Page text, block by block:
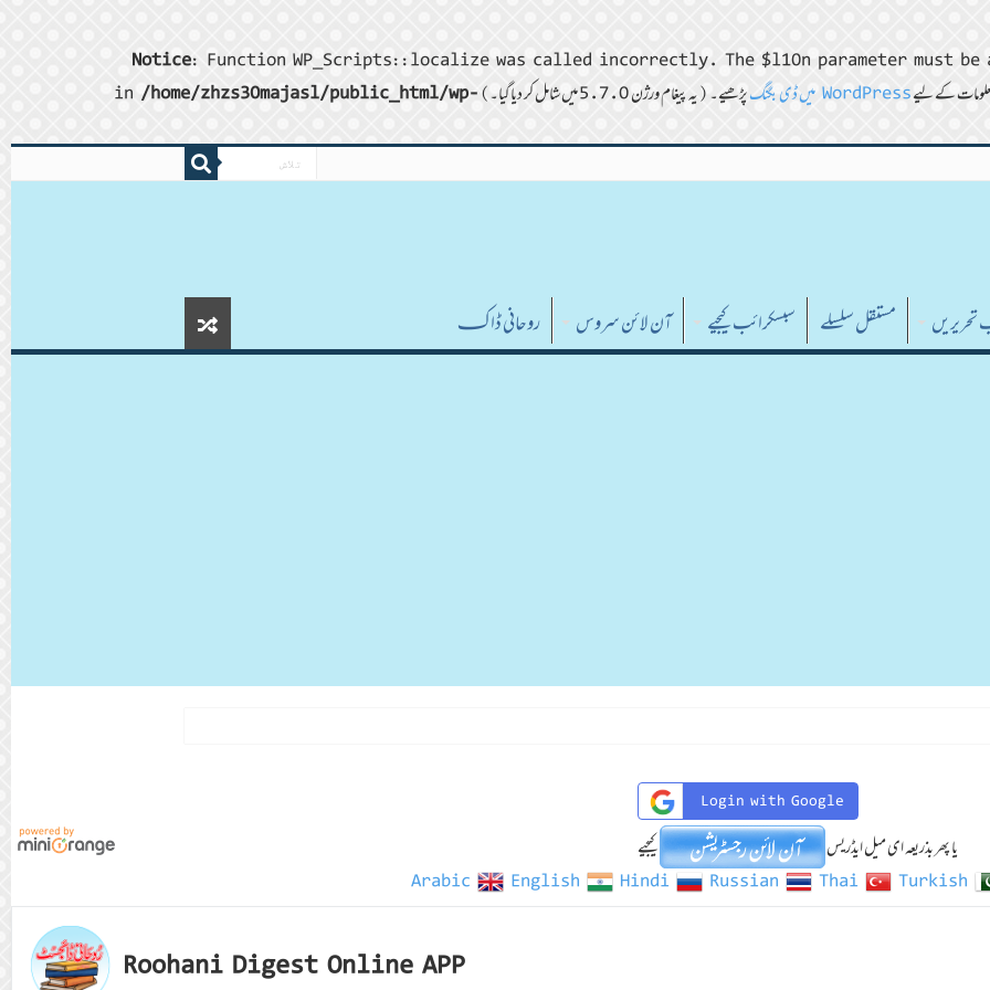
Notice: Function WP_Scripts::localize was called incorrectly. The $l10n parameter must
WordPress میں ڈی بگنگ پڑھیے۔ (یہ پیغام ورژن 5.7.0 میں شامل کر دیا گیا۔) in
/home/zhzs30majasl/public_html/wp-
تحریریں مستقل سلسلے سبسکرائب کیجیے آن لائن سروس روحانی ڈاکـ
Login with Google
یا پھر بذریعہ ای میل ایڈریس
کیجیے
Arabic
English Hindi Russian Thai Turkish
Roohani Digest Online APP